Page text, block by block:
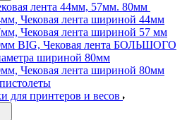
лента 44мм, 57мм. 80мм
Чековая лента шириной 44мм
Чековая лента шириной 57 мм
BIG, Чековая лента БОЛЬШОГО
шириной 80мм
Чековая лента шириной 80мм
для принтеров и весов